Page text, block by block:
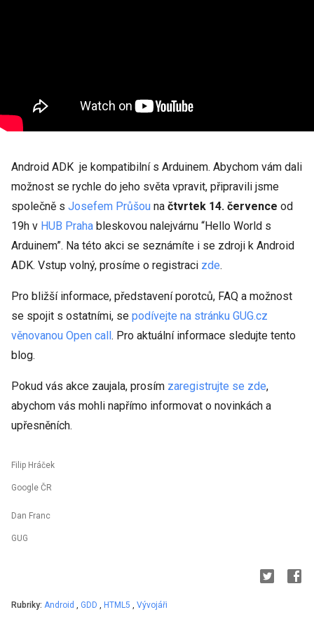
Android ADK je kompatibilní s Arduinem. Abychom vám dali
možnost se rychle do jeho světa vpravit, připravili jsme
společně s Josefem Průšou na čtvrtek 14. července od
19h v HUB Praha bleskovou nalejvárnu “Hello World s
Arduinem”. Na této akci se seznámíte i se zdroji k Android
ADK. Vstup volný, prosíme o registraci zde.
Pro bližší informace, představení porotců, FAQ a možnost
se spojit s ostatními, se podívejte na stránku GUG.cz
věnovanou Open call. Pro aktuální informace sledujte tento
blog.
Pokud vás akce zaujala, prosím zaregistrujte se zde,
abychom vás mohli napřímo informovat o novinkách a
upřesněních.
Filip Hráček
Google ČR
Dan Franc
GUG
Rubriky: Android , GDD , HTML5 , Vývojáři